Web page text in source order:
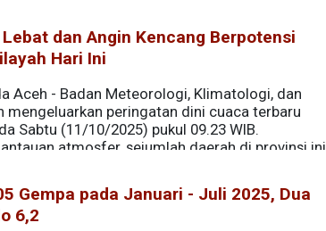
Lebat dan Angin Kencang Berpotensi
Hari Ini
Aceh - Badan Meteorologi, Klimatologi, dan
mengeluarkan peringatan dini cuaca terbaru
Sabtu (11/10/2025) pukul 09.23 WIB.
atmosfer, sejumlah daerah di provinsi ini
lebat yang dapat disertai kilat, petir, dan
Gempa pada Januari - Juli 2025, Dua
6,2